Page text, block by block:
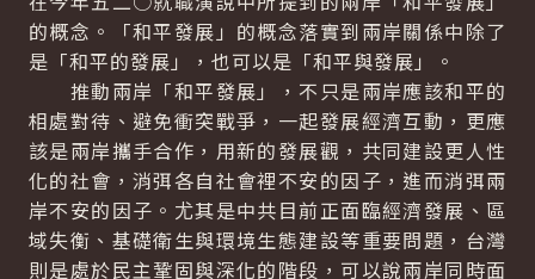
的概念。「和平發展」的概念落實到兩岸關係中除了
是「和平的發展」，也可以是「和平與發展」。
推動兩岸「和平發展」，不只是兩岸應該和平的
相處對待、避免衝突戰爭，一起發展經濟互動，更應
該是兩岸攜手合作，用新的發展觀，共同建設更人性
化的社會，消弭各自社會裡不安的因子，進而消弭兩
岸不安的因子。尤其是中共目前正面臨經濟發展、區
域失衡、基礎衛生與環境生態建設等重要問題，台灣
則是處於民主鞏固與深化的階段，可以說兩岸同時面